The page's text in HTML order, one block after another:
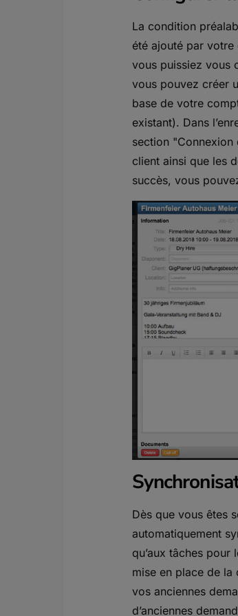
La condition
été ajouté par votre
vous puissiez vous
vous pouvez créer
base de votre
existant). Dans
section "Connexion
client ainsi que les
succès, vous
Dès que vous êtes
automatiquement
qu’aux tâches
mise en place de la
vos anciennes
d’anciennes